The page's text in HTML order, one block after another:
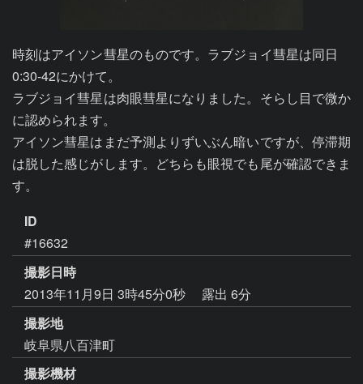
時刻はアイソン彗星のものです。ラブジョイ彗星は同日
0:30-42にかけて。
ラブジョイ彗星は肉眼彗星になりました。そらし目で微か
に認められます。
アイソン彗星はまだ予測よりずいぶん暗いですが、停滞期
は脱した感じがします。どちらも眼視でも尾が確認できま
す。
ID
#16632
撮影日時
2013年11月9日 3時45分0秒
露出 6分
撮影地
岐阜県八百津町
撮影機材